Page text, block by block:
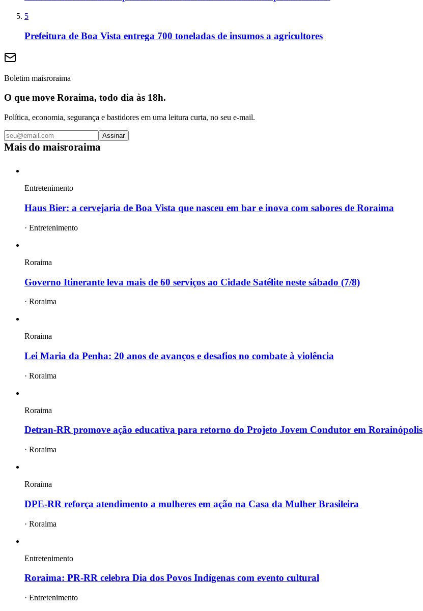
5
Prefeitura de Boa Vista entrega 700 toneladas de insumos a agricultores
Boletim maisroraima
O que move Roraima, todo dia às 18h.
Política, economia, segurança e bastidores em uma leitura curta, no seu e-mail.
Assinar
Mais do maisroraima
Entretenimento
Haus Bier: a cervejaria de Boa Vista que nasceu em bar e inova com sabores de Roraima
· Entretenimento
Roraima
Governo Itinerante leva mais de 60 serviços ao Cidade Satélite neste sábado (7/8)
· Roraima
Roraima
Lei Maria da Penha: 20 anos de avanços e desafios no combate à violência
· Roraima
Roraima
Detran-RR promove ação educativa para retorno do Projeto Jovem Condutor em Rorainópolis
· Roraima
Roraima
DPE-RR reforça atendimento a mulheres em ação na Casa da Mulher Brasileira
· Roraima
Entretenimento
Roraima: PR-RR celebra Dia dos Povos Indígenas com evento cultural
· Entretenimento